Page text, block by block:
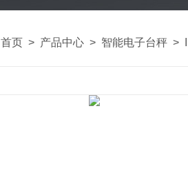
首页 > 产品中心 > 智能电子台秤 >